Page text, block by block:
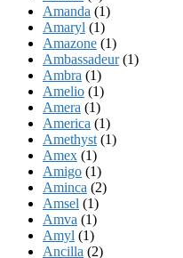
Amanda (1)
Amaryl (1)
Amazone (1)
Ambassadeur(1)
Ambra (1)
Amelio (1)
Amera (1)
America (1)
Amethyst (1)
Amex (1)
Amigo (1)
Aminca (2)
Amsel (1)
Amva (1)
Amyl (1)
Ancilla (2)